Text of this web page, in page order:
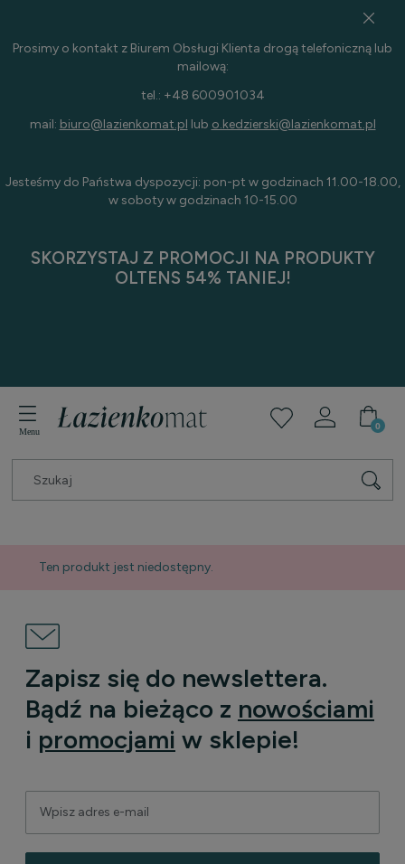
Prosimy o kontakt z Biurem Obsługi Klienta drogą telefoniczną lub
mailową:
tel.: +48 600901034
mail: biuro@lazienkomat.pl lub o.kedzierski@lazienkomat.pl
Jesteśmy do Państwa dyspozycji: pon-pt w godzinach 11.00-18.00,
w soboty w godzinach 10-15.00
SKORZYSTAJ Z PROMOCJI NA PRODUKTY
OLTENS 54% TANIEJ!
Ten produkt jest niedostępny.
Zapisz się do newslettera.
Bądź na bieżąco z nowościami
i promocjami w sklepie!